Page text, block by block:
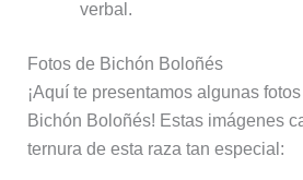
verbal.
Fotos de Bichón Boloñés
¡Aquí te presentamos algunas
Bichón Boloñés! Estas imágenes
ternura de esta raza tan especial: